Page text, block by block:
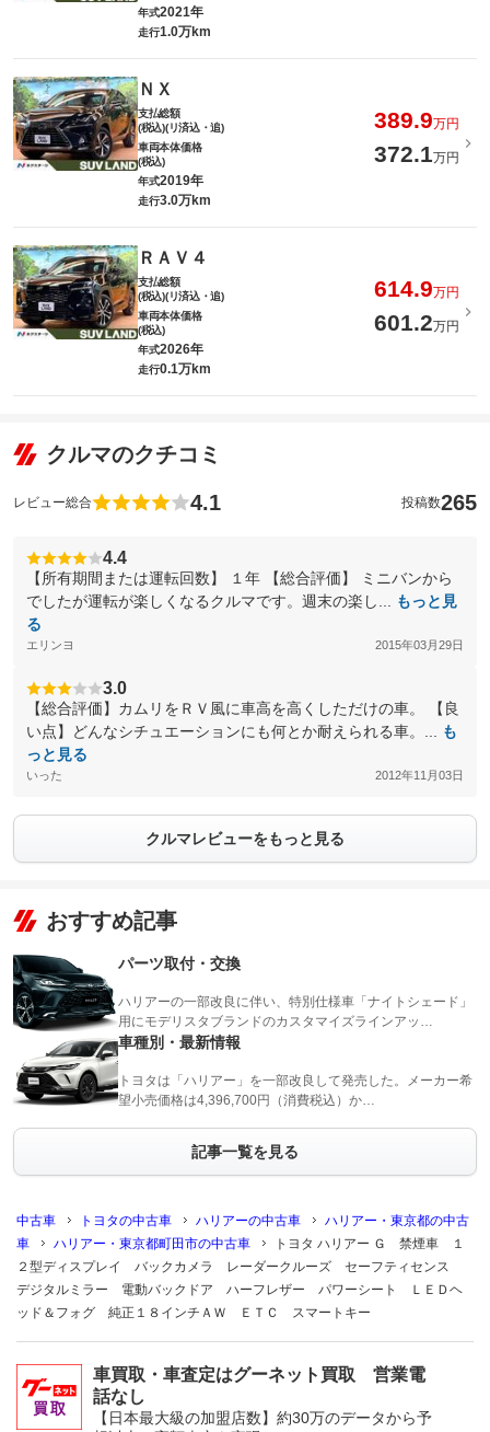
年式2021年
走行1.0万km
ＮＸ
支払総額
(税込)(リ済込・追)
389.9万円
車両本体価格
(税込)
372.1万円
年式2019年
走行3.0万km
ＲＡＶ４
支払総額
(税込)(リ済込・追)
614.9万円
車両本体価格
(税込)
601.2万円
年式2026年
走行0.1万km
クルマのクチコミ
レビュー総合 4.1 投稿数265
4.4
【所有期間または運転回数】 １年 【総合評価】 ミニバンから
でしたが運転が楽しくなるクルマです。週末の楽し...
もっと見
る
エリンヨ 2015年03月29日
3.0
【総合評価】カムリをＲＶ風に車高を高くしただけの車。 【良
い点】どんなシチュエーションにも何とか耐えられる車。...
も
っと見る
いった 2012年11月03日
クルマレビューをもっと見る
おすすめ記事
パーツ取付・交換
ハリアーの一部改良に伴い、特別仕様車「ナイトシェード」
用にモデリスタブランドのカスタマイズラインアッ…
車種別・最新情報
トヨタは「ハリアー」を一部改良して発売した。メーカー希
望小売価格は4,396,700円（消費税込）か…
記事一覧を見る
中古車 トヨタの中古車 ハリアーの中古車
ハリアー・東京都の中古
車
ハリアー・東京都町田市の中古車
トヨタ ハリアー Ｇ 禁煙車 １
２型ディスプレイ バックカメラ レーダークルーズ セーフティセンス
デジタルミラー 電動バックドア ハーフレザー パワーシート ＬＥＤヘ
ッド＆フォグ 純正１８インチＡＷ ＥＴＣ スマートキー
車買取・車査定はグーネット買取 営業電
話なし
【日本最大級の加盟店数】約30万のデータから予